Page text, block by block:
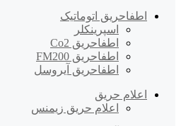
اطفاحریق اتوماتیک
اسپرینکلر
اطفاحریق Co2
اطفاحریق FM200
اطفاحریق آیروسل
اعلام حریق
اعلام حریق زیمنس